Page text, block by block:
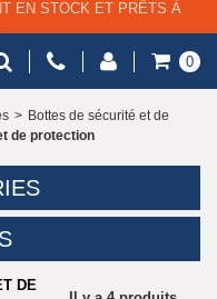
0
> Bottes de sécurité et de
de protection
DE